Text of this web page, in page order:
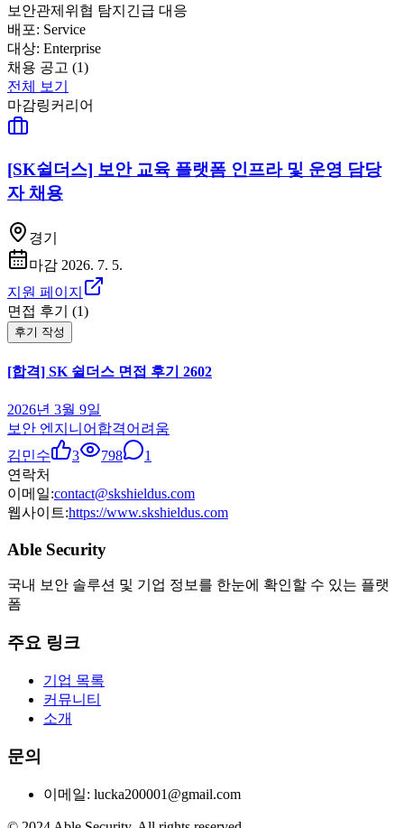
보안관제 위협 탐지 긴급 대응
배포: Service
대상: Enterprise
채용 공고 (1)
전체 보기
마감링커리어
[SK쉴더스] 보안 교육 플랫폼 인프라 및 운영 담당
자 채용
경기
마감 2026. 7. 5.
지원 페이지
면접 후기 (1)
후기 작성
[합격] SK 쉴더스 면접 후기 2602
2026년 3월 9일
보안 엔지니어 합격어려움
김민수
3 798
1
연락처
이메일:contact@skshieldus.com
웹사이트:https://www.skshieldus.com
Able Security
국내 보안 솔루션 및 기업 정보를 한눈에 확인할 수 있는 플랫
폼
주요 링크
기업 목록
커뮤니티
소개
문의
이메일: lucka200001@gmail.com